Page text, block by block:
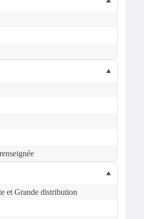
et Grande distribution